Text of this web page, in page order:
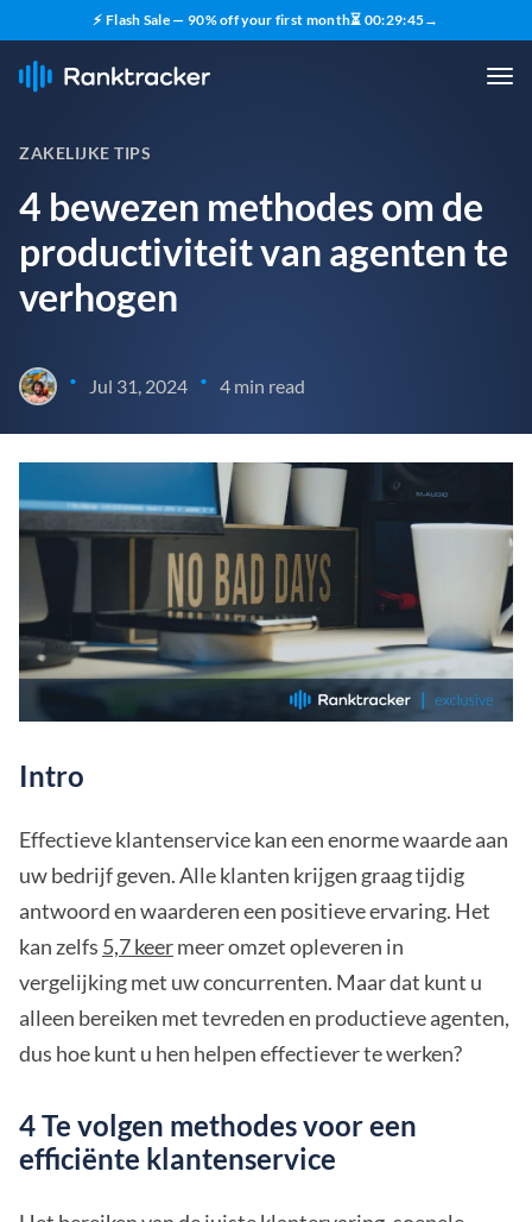
⚡ Flash Sale — 90% off your first month⏳ 00:29:44→
ZAKELIJKE TIPS
4 bewezen methodes om de
productiviteit van agenten te
verhogen
• Jul 31, 2024 • 4 min read
Intro
Effectieve klantenservice kan een enorme waarde aan
uw bedrijf geven. Alle klanten krijgen graag tijdig
antwoord en waarderen een positieve ervaring. Het
kan zelfs 5,7 keermeer omzet opleveren in
vergelijking met uw concurrenten. Maar dat kunt u
alleen bereiken met tevreden en productieve agenten,
dus hoe kunt u hen helpen effectiever te werken?
4 Te volgen methodes voor een
efficiënte klantenservice